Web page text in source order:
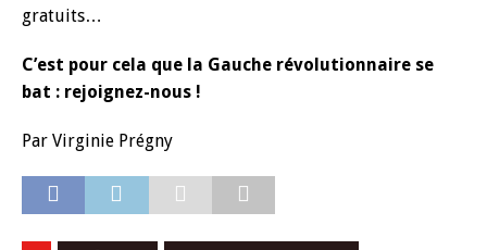
gratuits…
C’est pour cela que la Gauche révolutionnaire se
bat : rejoignez-nous !
Par Virginie Prégny